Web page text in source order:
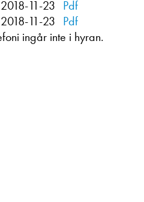
2018-11-23 Pdf
2018-11-23 Pdf
ingår inte i hyran.